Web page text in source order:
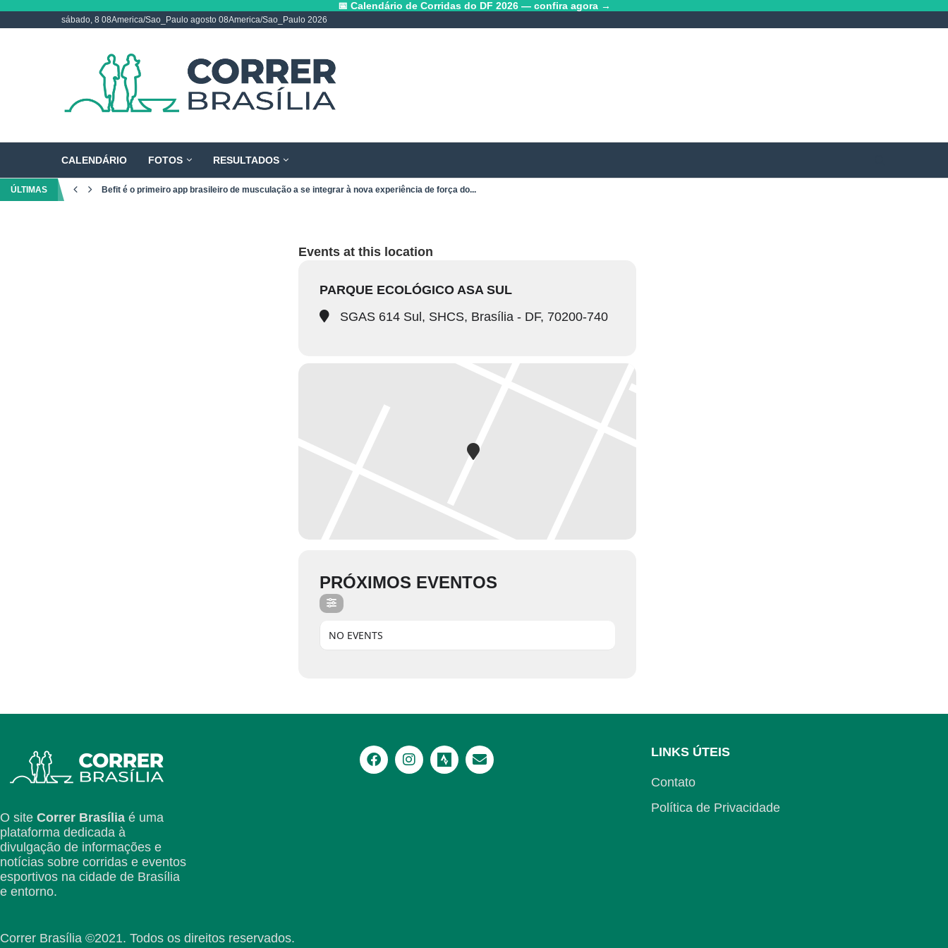
📅 Calendário de Corridas do DF 2026 — confira agora →
sábado, 8 08America/Sao_Paulo agosto 08America/Sao_Paulo 2026
CALENDÁRIO FOTOS RESULTADOS
ÚLTIMAS Befit é o primeiro app brasileiro de musculação a se integrar à nova experiência de força do...
Events at this location
PARQUE ECOLÓGICO ASA SUL
SGAS 614 Sul, SHCS, Brasília - DF, 70200-740
PRÓXIMOS EVENTOS
NO EVENTS
O site Correr Brasília é uma
plataforma dedicada à
divulgação de informações e
notícias sobre corridas e eventos
esportivos na cidade de Brasília
e entorno.
LINKS ÚTEIS
Contato
Política de Privacidade
Correr Brasília ©2021. Todos os direitos reservados.